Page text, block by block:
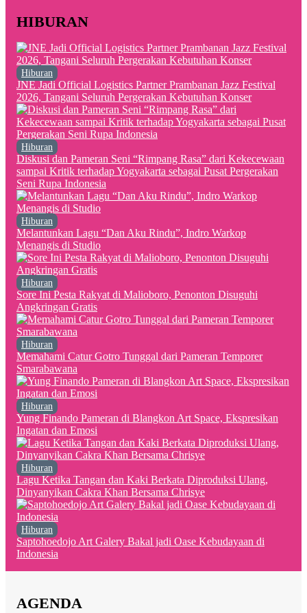
HIBURAN
Hiburan
JNE Jadi Official Logistics Partner Prambanan Jazz Festival
2026, Tangani Seluruh Pergerakan Kebutuhan Konser
Hiburan
Diskusi dan Pameran Seni “Rimpang Rasa” dari Kekecewaan
sampai Kritik terhadap Yogyakarta sebagai Pusat Pergerakan
Seni Rupa Indonesia
Hiburan
Melantunkan Lagu “Dan Aku Rindu”, Indro Warkop
Menangis di Studio
Hiburan
Sore Ini Pesta Rakyat di Malioboro, Penonton Disuguhi
Angkringan Gratis
Hiburan
Memahami Catur Gotro Tunggal dari Pameran Temporer
Smarabawana
Hiburan
Yung Finando Pameran di Blangkon Art Space, Ekspresikan
Ingatan dan Emosi
Hiburan
Lagu Ketika Tangan dan Kaki Berkata Diproduksi Ulang,
Dinyanyikan Cakra Khan Bersama Chrisye
Hiburan
Saptohoedojo Art Galery Bakal jadi Oase Kebudayaan di
Indonesia
AGENDA